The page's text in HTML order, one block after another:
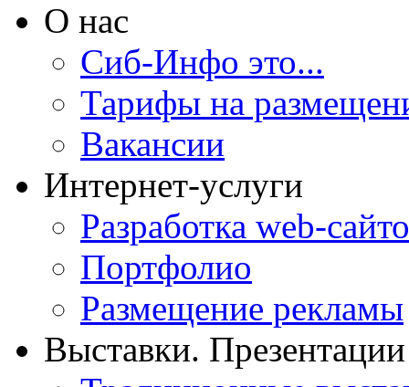
О нас
Сиб-Инфо это...
Тарифы на
Вакансии
Интернет-услуги
Разработка web-
Портфолио
Размещение рекламы
Выставки. Презентации